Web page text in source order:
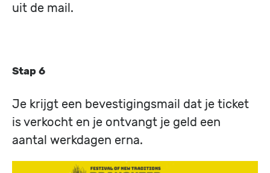
uit de mail.
Stap 6
Je krijgt een bevestigingsmail dat je ticket
is verkocht en je ontvangt je geld een
aantal werkdagen erna.